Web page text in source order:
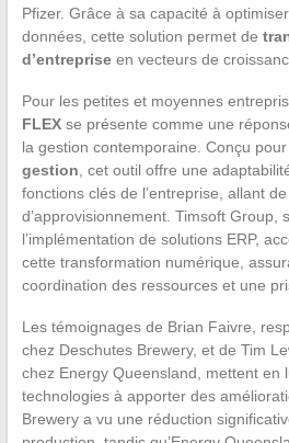
Pfizer. Grâce à sa capacité à
données, cette solution permet de
d’entrepriseen vecteurs de
Pour les petites et moyennes
FLEXse présente comme une
la gestion contemporaine. Conçu pour
gestion , cet outil offre une
fonctions clés de l’entreprise, allant
d’approvisionnement. Timsoft Group,
l’implémentation de solutions ERP,
cette transformation numérique,
coordination des ressources et une
Les témoignages de Brian Faivre,
chez Deschutes Brewery, et de Tim
chez Energy Queensland, mettent en
technologies à apporter des
Brewery a vu une réduction